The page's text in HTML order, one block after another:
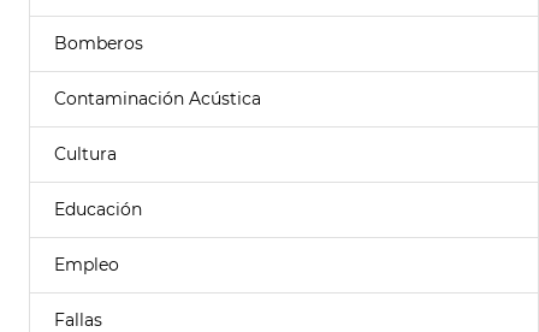
Bomberos
Contaminación Acústica
Cultura
Educación
Empleo
Fallas